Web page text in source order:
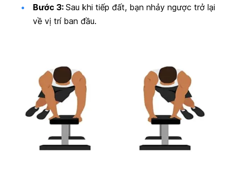
Bước 3: Sau khi tiếp đất, bạn nhảy ngược trở lại
về vị trí ban đầu.